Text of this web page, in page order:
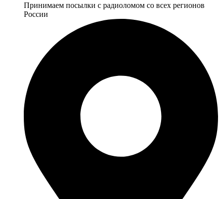
Принимаем посылки с радиоломом со всех регионов
России